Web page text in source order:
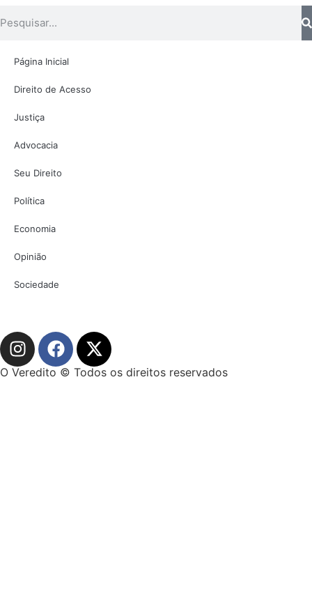
Página Inicial
Direito de Acesso
Justiça
Advocacia
Seu Direito
Política
Economia
Opinião
Sociedade
O Veredito © Todos os direitos reservados